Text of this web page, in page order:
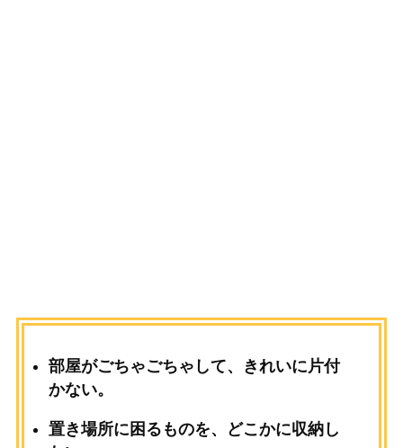
部屋がごちゃごちゃして、きれいに片付
かない。
置き場所に困るものを、どこかに収納し